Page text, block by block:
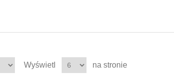
Wyświetl na stronie